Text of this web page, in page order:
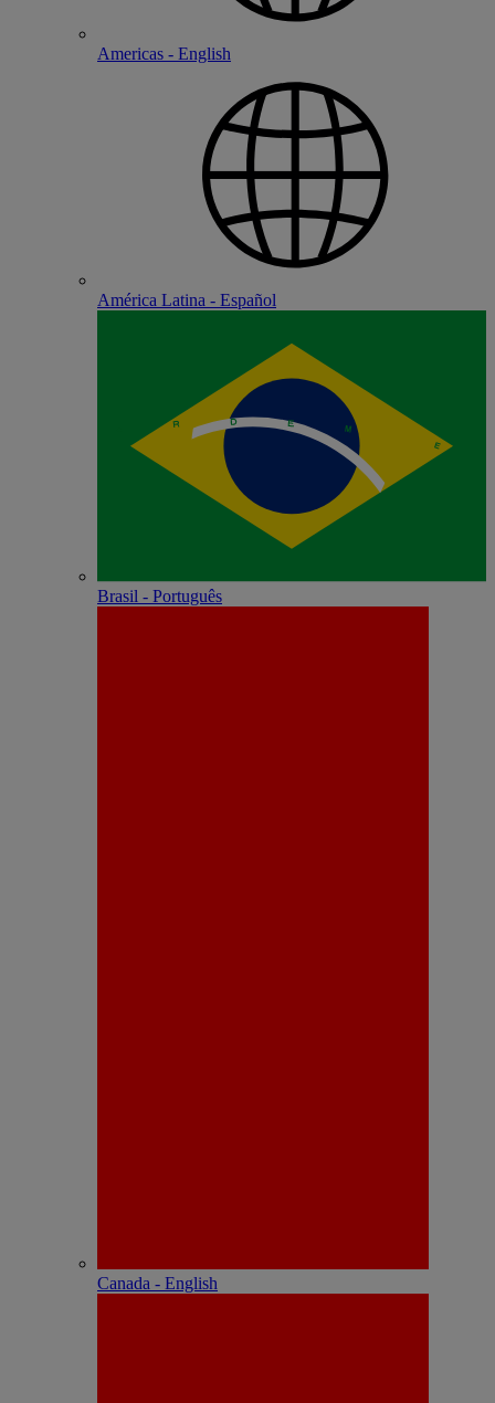
Americas - English
América Latina - Español
Brasil - Português
Canada - English